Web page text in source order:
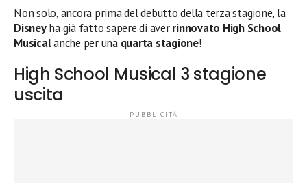
Non solo, ancora prima del debutto della terza stagione, la
Disneyha già fatto sapere di averrinnovato High School
Musicalanche per una quarta stagione!
High School Musical 3 stagione
uscita